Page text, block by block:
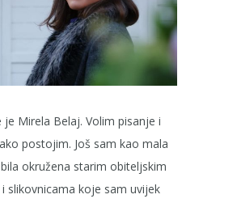
Mirela Belaj. Volim pisanje i
postojim. Još sam kao mala
okružena starim obiteljskim
slikovnicama koje sam uvijek